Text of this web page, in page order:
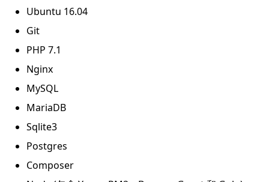
Ubuntu 16.04
Git
PHP 7.1
Nginx
MySQL
MariaDB
Sqlite3
Postgres
Composer